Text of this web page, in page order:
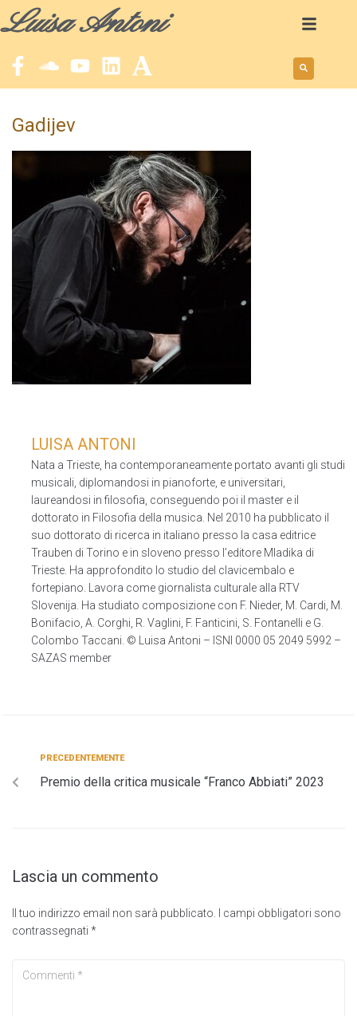
Luisa Antoni
Gadijev
LUISA ANTONI
Nata a Trieste, ha contemporaneamente portato avanti gli studi
musicali, diplomandosi in pianoforte, e universitari,
laureandosi in filosofia, conseguendo poi il master e il
dottorato in Filosofia della musica. Nel 2010 ha pubblicato il
suo dottorato di ricerca in italiano presso la casa editrice
Trauben di Torino e in sloveno presso l’editore Mladika di
Trieste. Ha approfondito lo studio del clavicembalo e
fortepiano. Lavora come giornalista culturale alla RTV
Slovenija. Ha studiato composizione con F. Nieder, M. Cardi, M.
Bonifacio, A. Corghi, R. Vaglini, F. Fanticini, S. Fontanelli e G.
Colombo Taccani. © Luisa Antoni – ISNI 0000 05 2049 5992 –
SAZAS member
PRECEDENTEMENTE
Premio della critica musicale “Franco Abbiati” 2023
Lascia un commento
Il tuo indirizzo email non sarà pubblicato.
I campi obbligatori sono
contrassegnati *